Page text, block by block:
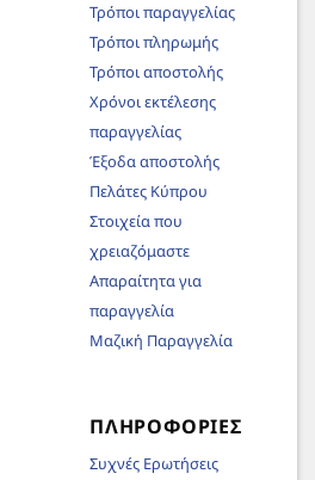
Τρόποι παραγγελίας
Τρόποι πληρωμής
Τρόποι αποστολής
Χρόνοι εκτέλεσης
παραγγελίας
Έξοδα αποστολής
Πελάτες Κύπρου
Στοιχεία που
χρειαζόμαστε
Απαραίτητα για
παραγγελία
Μαζική Παραγγελία
ΠΛΗΡΟΦΟΡΊΕΣ
Συχνές Ερωτήσεις